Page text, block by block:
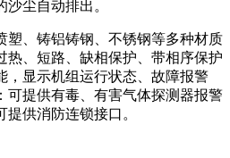
尘自动排出。
塑、铸铝铸钢、不锈钢等多种材质
热、短路、缺相保护、带相序保护
，显示机组运行状态、故障报警
可提供有毒、有害气体探测器报警
供消防连锁接口。